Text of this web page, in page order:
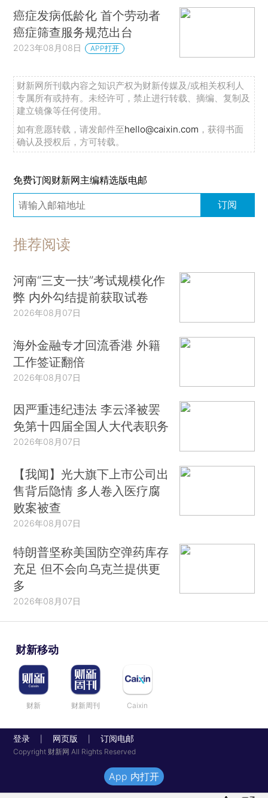
癌症发病低龄化 首个劳动者
癌症筛查服务规范出台
2023年08月08日 APP打开
财新网所刊载内容之知识产权为财新传媒及/或相关权利人
专属所有或持有。未经许可，禁止进行转载、摘编、复制及
建立镜像等任何使用。
如有意愿转载，请发邮件至hello@caixin.com ，获得书面
确认及授权后，方可转载。
免费订阅财新网主编精选版电邮
订阅
推荐阅读
河南“三支一扶”考试规模化作
弊 内外勾结提前获取试卷
2026年08月07日
海外金融专才回流香港 外籍
工作签证翻倍
2026年08月07日
因严重违纪违法 李云泽被罢
免第十四届全国人大代表职务
2026年08月07日
【我闻】光大旗下上市公司出
售背后隐情 多人卷入医疗腐
败案被查
2026年08月07日
特朗普坚称美国防空弹药库存
充足 但不会向乌克兰提供更
多
2026年08月07日
财新移动
财新 财新周刊 Caixin
登录 网页版 订阅电邮
Copyright 财新网 All Rights Reserved
App 内打开